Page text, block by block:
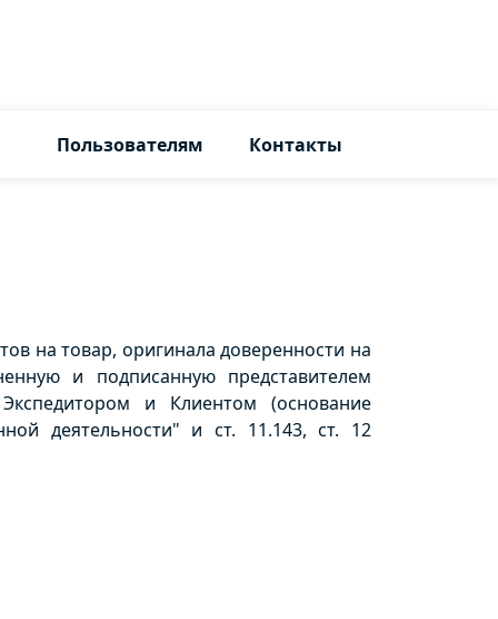
Пользователям Контакты
на товар, оригинала доверенности на
и подписанную представителем
и Клиентом (основание
деятельности" и ст. 11.143, ст. 12